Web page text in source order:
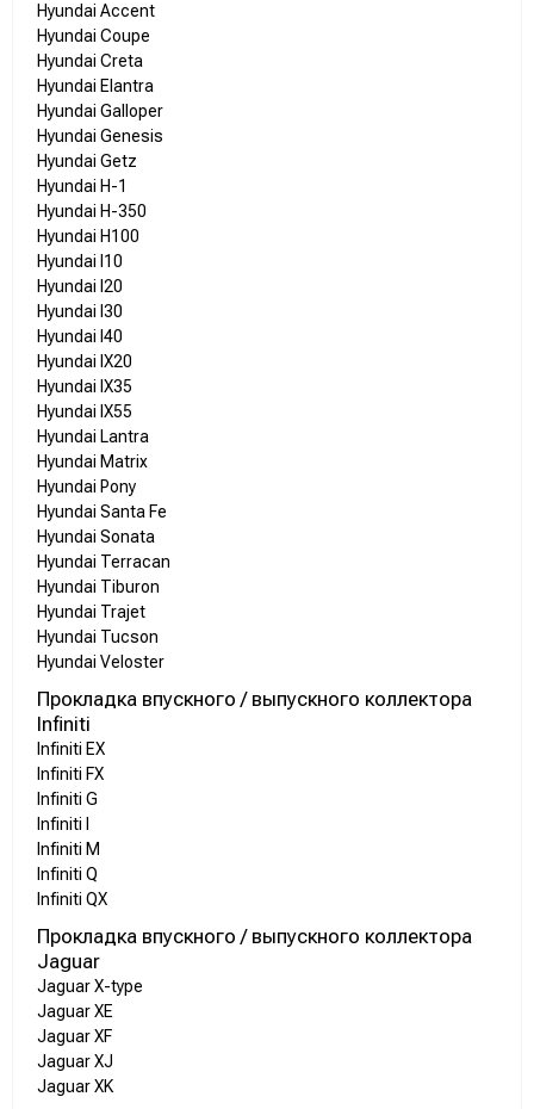
Hyundai Accent
Hyundai Coupe
Hyundai Creta
Hyundai Elantra
Hyundai Galloper
Hyundai Genesis
Hyundai Getz
Hyundai H-1
Hyundai H-350
Hyundai H100
Hyundai I10
Hyundai I20
Hyundai I30
Hyundai I40
Hyundai IX20
Hyundai IX35
Hyundai IX55
Hyundai Lantra
Hyundai Matrix
Hyundai Pony
Hyundai Santa Fe
Hyundai Sonata
Hyundai Terracan
Hyundai Tiburon
Hyundai Trajet
Hyundai Tucson
Hyundai Veloster
Прокладка впускного / выпускного коллектора
Infiniti
Infiniti EX
Infiniti FX
Infiniti G
Infiniti I
Infiniti M
Infiniti Q
Infiniti QX
Прокладка впускного / выпускного коллектора
Jaguar
Jaguar X-type
Jaguar XE
Jaguar XF
Jaguar XJ
Jaguar XK